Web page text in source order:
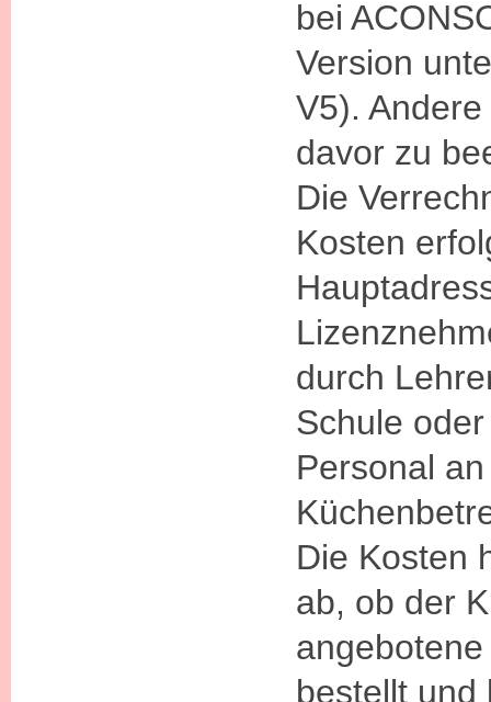
bei
Version
V5).
davor zu
Die
Kosten
durch
Schule
Personal
Die Kosten
ab, ob der
bestellt und